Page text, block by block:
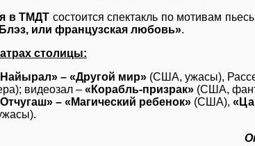
в ТМДТ состоится спектакль по мотивам
или французская любовь».
столицы:
– «Другой мир» (США, ужасы),
видеозал – «Корабль-призрак» (США,
– «Магический ребенок» (США),